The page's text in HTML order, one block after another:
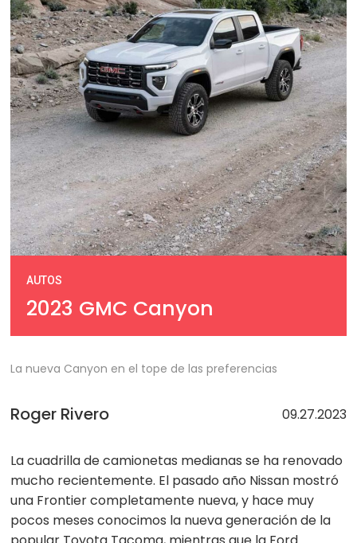
AUTOS
2023 GMC Canyon
La nueva Canyon en el tope de las preferencias
Roger Rivero 09.27.2023
La cuadrilla de camionetas medianas se ha renovado
mucho recientemente. El pasado año Nissan mostró
una Frontier completamente nueva, y hace muy
pocos meses conocimos la nueva generación de la